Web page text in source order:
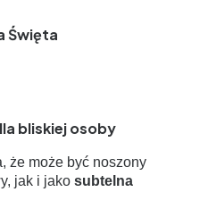
Święta
bliskiej osoby
że może być noszony
jak i jako subtelna